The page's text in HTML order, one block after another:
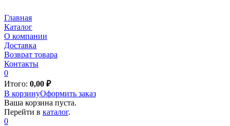
Главная
Каталог
О компании
Доставка
Возврат товара
Контакты
0
Итого: 0,00 ₽
В корзинуОформить заказ
Ваша корзина пуста.
Перейти в каталог.
0